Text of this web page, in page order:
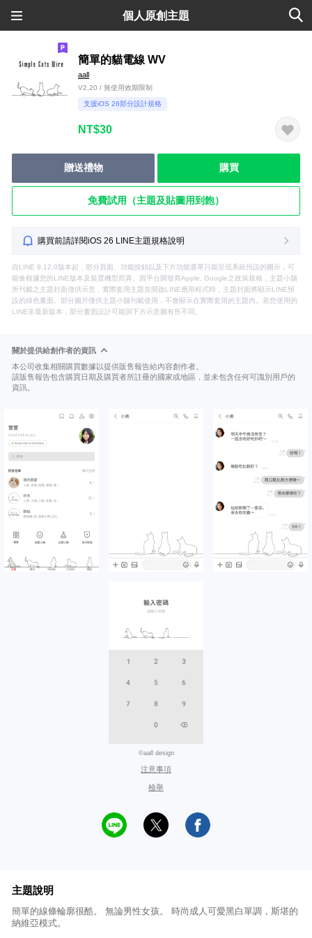
個人原創主題
簡單的貓電線 WV
aall
V2.20 / 無使用效期限制
支援iOS 26部分設計規格
NT$30
贈送禮物 購買
免費試用（主題及貼圖用到飽）
購買前請詳閱iOS 26 LINE主題規格說明
自LINE 9.12.0版本起，部分頁面、功能按鈕以及下方功能選單只能呈現系統預設的圖示，可
能會根據您的LINE版本及裝置機型而異。因平台開發商Apple, Google之政策規格，主題小舖
所刊載之主題封面僅供示意，實際套用主題並開啟LINE應用程式時，主題封面將顯示LINE預
設的綠色畫面。部分圖片僅供主題小舖刊載使用，不會顯示在實際套用的主題內。若您使用的
LINE非最新版本，部分畫面設計可能與下方示意圖有所不同。
關於提供給創作者的資訊
本公司收集相關購買數據以提供販售報告給內容創作者。
該販售報告包含購買日期及購買者所註冊的國家或地區，並未包含任何可識別用戶的
資訊。
©aall design
注意事項
檢舉
主題說明
簡單的線條輪廓很酷。 無論男性女孩。 時尚成人可愛黑白單調，斯堪的
納維亞模式。